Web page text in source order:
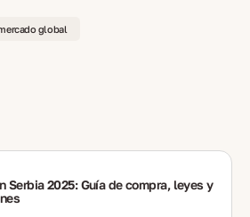
global
2025: Guía de compra, leyes y